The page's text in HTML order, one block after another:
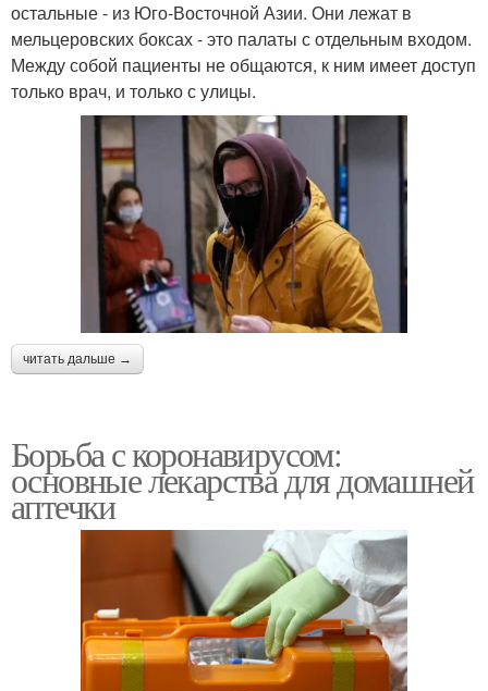
остальные - из Юго-Восточной Азии. Они лежат в
мельцеровских боксах - это палаты с отдельным входом.
Между собой пациенты не общаются, к ним имеет доступ
только врач, и только с улицы.
читать дальше →
Борьба с коронавирусом:
основные лекарства для домашней
аптечки